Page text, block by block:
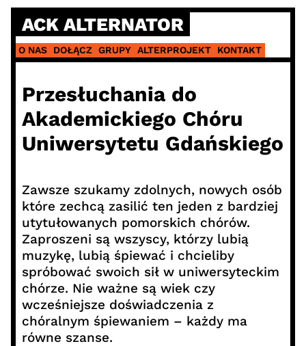
Skip
content
ACK ALTERNATOR
O NAS DOŁĄCZ GRUPY ALTERPROJEKT KONTAKT
Przesłuchania do
Akademickiego Chóru
Uniwersytetu Gdańskiego
Zawsze szukamy zdolnych, nowych osób
które zechcą zasilić ten jeden z bardziej
utytułowanych pomorskich chórów.
Zaproszeni są wszyscy, którzy lubią
muzykę, lubią śpiewać i chcieliby
spróbować swoich sił w uniwersyteckim
chórze. Nie ważne są wiek czy
wcześniejsze doświadczenia z
chóralnym śpiewaniem – każdy ma
równe szanse.